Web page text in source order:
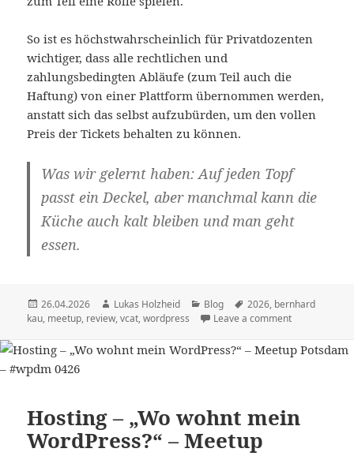
So ist es höchstwahrscheinlich für Privatdozenten
wichtiger, dass alle rechtlichen und
zahlungsbedingten Abläufe (zum Teil auch die
Haftung) von einer Plattform übernommen werden,
anstatt sich das selbst aufzubürden, um den vollen
Preis der Tickets behalten zu können.
Was wir gelernt haben: Auf jeden Topf
passt ein Deckel, aber manchmal kann die
Küche auch kalt bleiben und man geht
essen.
Veröffentlicht
am
26.04.2026 Autor
Lukas Holzheid Kategorien
Blog Schlagwörter
2026, bernhard
kau, meetup, review,vcat,wordpress Leave a comment
Hosting – „Wo wohnt mein
WordPress?“ – Meetup